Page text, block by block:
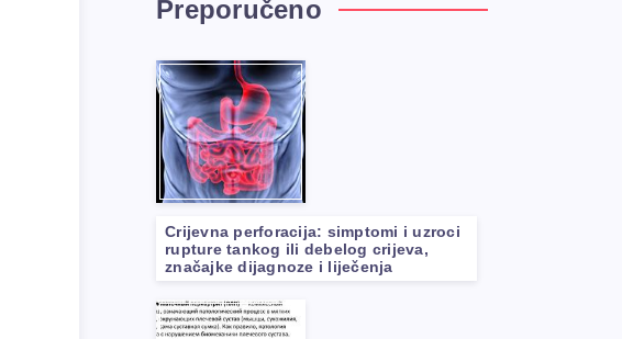
Preporučeno
Crijevna perforacija: simptomi i uzroci
rupture tankog ili debelog crijeva,
značajke dijagnoze i liječenja